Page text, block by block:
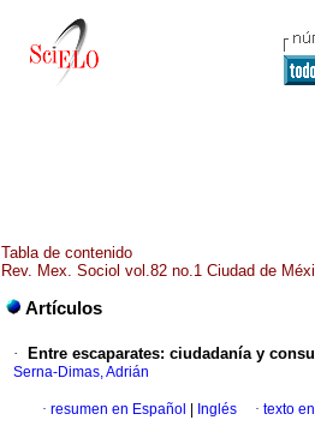
Tabla de contenido
Rev. Mex. Sociol vol.82 no.1 Ciudad de
Artículos
· Entre escaparates: ciudadanía y
Serna-Dimas, Adrián
· resumen en Español Inglés · texto